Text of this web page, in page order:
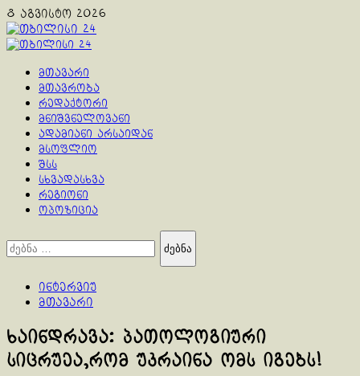
Skip
to
content
8 აგვისტო 2026
Primary
მთავარი
მთავრობა
რედაქტორი
მნიშვნელოვანი
ადამიანი არსაიდან
მსოფლიო
შსს
სხვადასხვა
რეგიონი
ოპოზიცია
ძებნა:
ინტერვიუ
მთავარი
ხაინდრავა: პათოლოგიური
სიცრუეა,რომ უკრაინა ომს იგებს!